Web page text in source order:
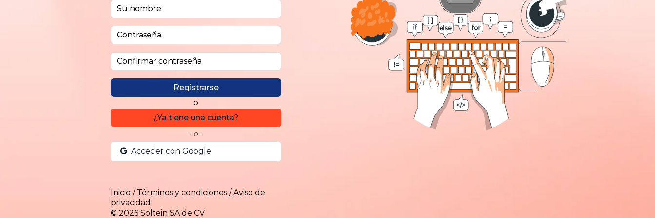
Su nombre
Contraseña
Confirmar contraseña
Registrarse
o
¿Ya tiene una cuenta?
- o -
Acceder con Google
Inicio / Términos y condiciones /Aviso de
privacidad
© 2026 Soltein SA de CV